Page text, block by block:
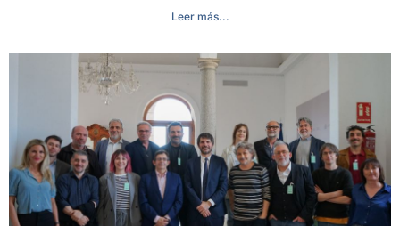
Leer más...